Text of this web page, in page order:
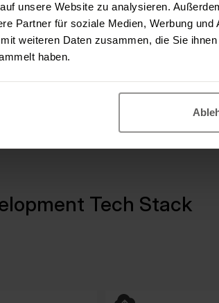
unsere Website zu analysieren.
Partner für soziale Medien, Werbung
weiteren Daten zusammen, die Sie
haben.
helfen, Dein bestehendes
analysieren wir Deine
und eruieren gemeinsam
kann.
Tech Stack